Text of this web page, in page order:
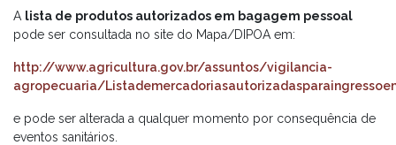
A lista de produtos autorizados em bagagem pessoal
pode ser consultada no site do Mapa/DIPOA em:
http://www.agricultura.gov.br/assuntos/vigilancia-
agropecuaria/
e pode ser alterada a qualquer momento por consequência de
eventos sanitários.